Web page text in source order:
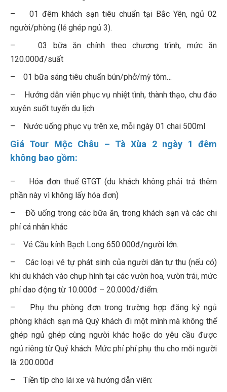
– 01 đêm khách sạn tiêu chuẩn tại Bắc Yên, ngủ 02
người/phòng (lẻ ghép ngủ 3).
– 03 bữa ăn chính theo chương trình, mức ăn
120.000đ/suất
– 01 bữa sáng tiêu chuẩn bún/phở/mỳ tôm…
– Hướng dẫn viên phục vụ nhiệt tình, thành thạo, chu đáo
xuyên suốt tuyến du lịch
– Nước uống phục vụ trên xe, mỗi ngày 01 chai 500ml
Giá Tour Mộc Châu – Tà Xùa 2 ngày 1 đêm
không bao gồm:
– Hóa đơn thuế GTGT (du khách không phải trả thêm
phần này vì không lấy hóa đơn)
– Đồ uống trong các bữa ăn, trong khách sạn và các chi
phí cá nhân khác
– Vé Cầu kính Bạch Long 650.000đ/người lớn.
– Các loại vé tự phát sinh của người dân tự thu (nếu có)
khi du khách vào chụp hình tại các vườn hoa, vườn trái, mức
phí dao động từ 10.000đ – 20.000đ/điểm.
– Phụ thu phòng đơn trong trường hợp đăng ký ngủ
phòng khách sạn mà Quý khách đi một mình mà không thể
ghép ngủ ghép cùng người khác hoặc do yêu cầu được
ngủ riêng từ Quý khách. Mức phí phí phụ thu cho mỗi người
là: 200.000đ
– Tiền típ cho lái xe và hướng dẫn viên: